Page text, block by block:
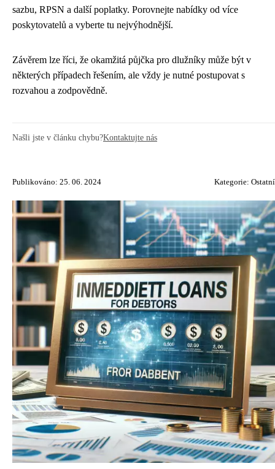
sazbu, RPSN a další poplatky. Porovnejte nabídky od více
poskytovatelů a vyberte tu nejvýhodnější.
Závěrem lze říci, že okamžitá půjčka pro dlužníky může být v
některých případech řešením, ale vždy je nutné postupovat s
rozvahou a zodpovědně.
Našli jste v článku chybu?Kontaktujte nás
Publikováno: 25. 06. 2024 Kategorie: Ostatní